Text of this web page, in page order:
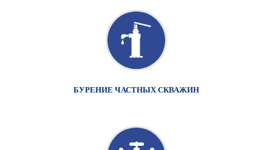
БУРЕНИЕ ЧАСТНЫХ СКВАЖИН